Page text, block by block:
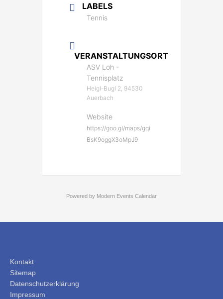
LABELS
Tennis
VERANSTALTUNGSORT
ASV Loh -
Tennisplatz
Heigl-Bugl 2, 94530
Auerbach
Website
https://goo.gl/maps/gqi
BsK9oggX3oMpJ9
Powered by Modern Events Calendar
Kontakt
Sitemap
Datenschutzerklärung
Impressum